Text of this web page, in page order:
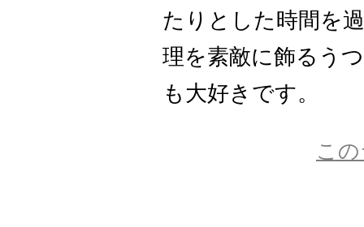
たりとした時間を
理を素敵に飾るう
も大好きです。
こ